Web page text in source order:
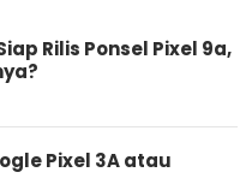
Rilis Ponsel Pixel 9a,
Pixel 3A atau